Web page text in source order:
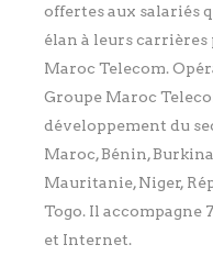
offertes aux salariés
élan à leurs
Maroc Telecom.
Groupe Maroc
développement du
Maroc, Bénin,
Mauritanie, Niger,
Togo. Il accompagne
et Internet.